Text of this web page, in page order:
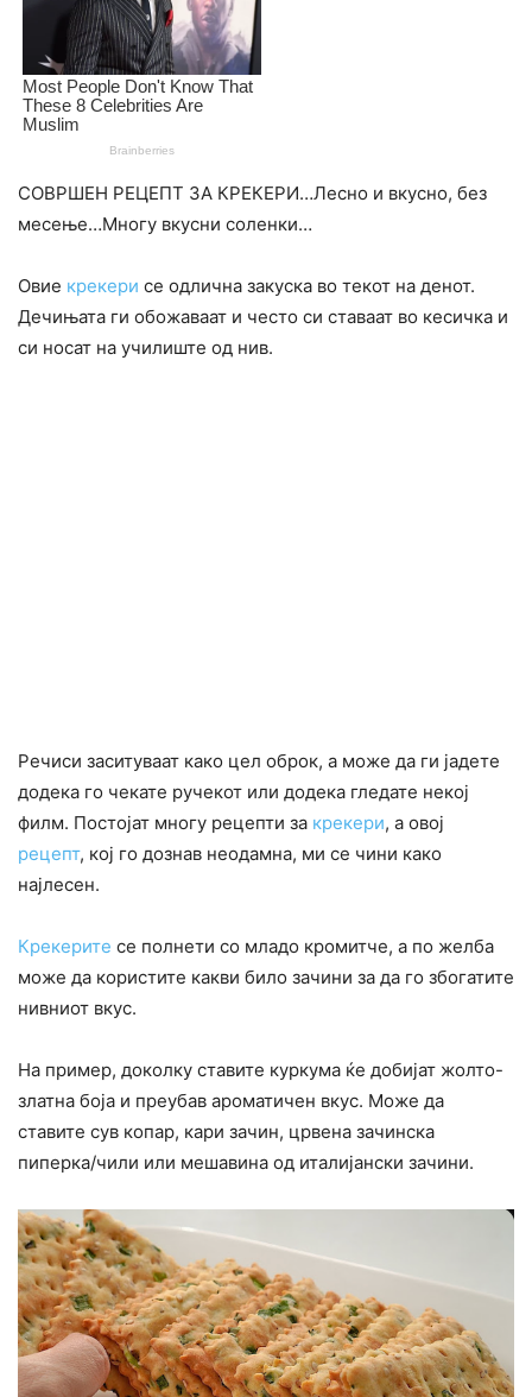
СОВРШЕН РЕЦЕПТ ЗА КРЕКЕРИ…Лесно и вкусно, без
месење…Многу вкусни соленки…
Овие крекери се одлична закуска во текот на денот.
Дечињата ги обожаваат и често си ставаат во кесичка и
си носат на училиште од нив.
Речиси заситуваат како цел оброк, а може да ги јадете
додека го чекате ручекот или додека гледате некој
филм. Постојат многу рецепти за крекери, а овој
рецепт, кој го дознав неодамна, ми се чини како
најлесен.
Крекерите се полнети со младо кромитче, а по желба
може да користите какви било зачини за да го збогатите
нивниот вкус.
На пример, доколку ставите куркума ќе добијат жолто-
златна боја и преубав ароматичен вкус. Може да
ставите сув копар, кари зачин, црвена зачинска
пиперка/чили или мешавина од италијански зачини.